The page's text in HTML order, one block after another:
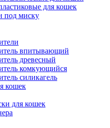
для кошек
под миску
впитывающий
древесный
комкующийся
силикагель
кошек
для кошек